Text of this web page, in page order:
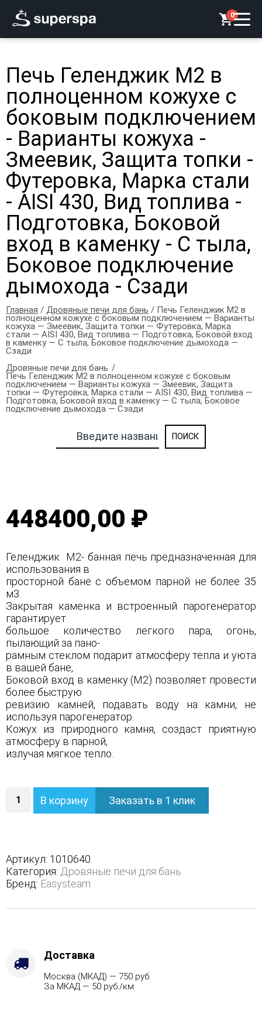
0
Печь Геленджик М2 в
полноценном кожухе с
боковым подключением
- Варианты кожуха -
Змеевик, Защита топки -
Футеровка, Марка стали
- AISI 430, Вид топлива -
Подготовка, Боковой
вход в каменку - С тыла,
Боковое подключение
дымохода - Сзади
Главная / Дровяные печи для бань / Печь Геленджик М2 в
полноценном кожухе с боковым подключением — Варианты
кожуха — Змеевик, Защита топки — Футеровка, Марка
стали — AISI 430, Вид топлива — Подготовка, Боковой вход
в каменку — С тыла, Боковое подключение дымохода —
Сзади
Дровяные печи для бань
Печь Геленджик М2 в полноценном кожухе с боковым
подключением — Варианты кожуха — Змеевик, Защита
топки — Футеровка, Марка стали — AISI 430, Вид топлива —
Подготовка, Боковой вход в каменку — С тыла, Боковое
подключение дымохода — Сзади
448400,00 ₽
Геленджик М2- банная печь предназначенная для
использования в
просторной бане с объемом парной не более 35
м3.
Закрытая каменка и встроенный парогенератор
гарантирует
большое количество легкого пара, огонь,
пылающий за пано-
рамным стеклом подарит атмосферу тепла и уюта
в вашей бане,
Боковой вход в каменку (М2) позволяет провести
более быструю
ревизию камней, подавать воду на камни, не
используя парогенератор.
Кожух из природного камня, создаст приятную
атмосферу в парной,
излучая мягкое тепло.
Печь
Геленджик
полноценном
кожухе
с
боковым
Змеевик,
В корзину Заказать в 1 клик
Артикул: 1010640
Категория: Дровяные печи для бань
Бренд: Easysteam
Доставка
Москва (МКАД) — 750 руб.
За МКАД — 50 руб./км